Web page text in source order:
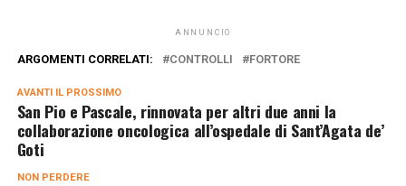
ANNUNCIO
ARGOMENTI CORRELATI: CONTROLLI FORTORE
AVANTI IL ​​PROSSIMO
San Pio e Pascale, rinnovata per altri due anni la
collaborazione oncologica all’ospedale di Sant’Agata de’
Goti
NON PERDERE